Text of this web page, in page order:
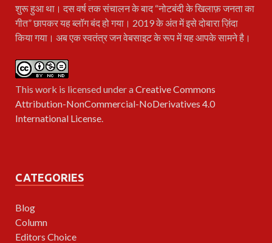
शुरू हुआ था। दस वर्ष तक संचालन के बाद “नोटबंदी के खिलाफ़ जनता का
गीत” छापकर यह ब्लॉग बंद हो गया। 2019 के अंत में इसे दोबारा ज़िंदा
किया गया। अब एक स्वतंत्र जन वेबसाइट के रूप में यह आपके सामने है।
This work is licensed under aCreative Commons
Attribution-NonCommercial-NoDerivatives 4.0
International License.
CATEGORIES
Blog
Column
Editors Choice